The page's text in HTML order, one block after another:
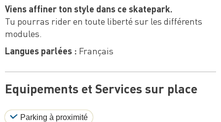
Viens affiner ton style dans ce skatepark.
Tu pourras rider en toute liberté sur les différents
modules.
Langues parlées : Français
Equipements et Services sur place
Parking à proximité